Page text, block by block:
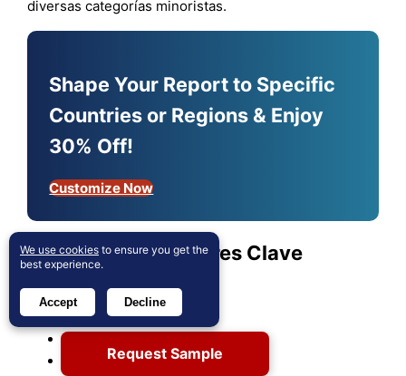
diversas categorías minoristas.
Shape Your Report to Specific
Countries or Regions & Enjoy
30% Off!
Customize Now
Análisis de Jugadores Clave
DHL International GmbH
Schneider
C.H. Robinson Worldwide, Inc.
Request Sample
We use cookies to ensure you get the
best experience.
Accept Decline